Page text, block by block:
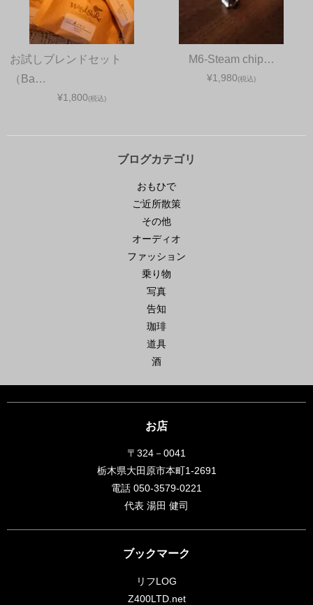
お試しブレンドセット
（Ba…
¥1,800(税込)
M6-Steam chip…
¥1,980(税込)
ブログカテゴリ
おもひで
ご近所散策
その他
オーディオ
ファッション
乗り物
写真
告知
珈琲
道具
酒
お店
〒324－0041
栃木県大田原市本町1-2691
電話 050-3579-0221
代表 湯田 健司
ブックマーク
リフLOG
Z400LTD.net